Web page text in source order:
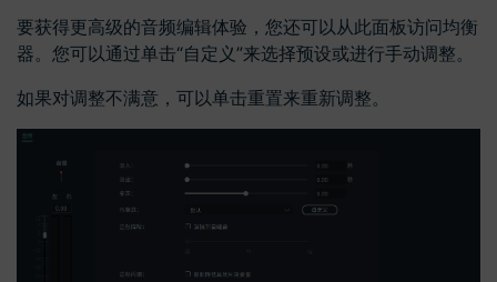
要获得更高级的音频编辑体验，您还可以从此面板访问均衡
器。您可以通过单击“自定义”来选择预设或进行手动调整。
如果对调整不满意，可以单击重置来重新调整。